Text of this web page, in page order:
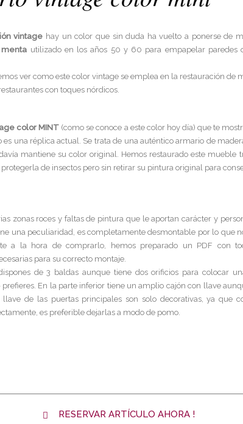
vintage hay un color que sin duda ha vuelto a ponerse de
utilizado en los años 50 y 60 para empapelar paredes
ver como este color vintage se emplea en la restauración de
con toques nórdicos.
color MINT (como se conoce a este color hoy día) que te
es una réplica actual. Se trata de una auténtico armario de
mantiene su color original. Hemos restaurado este mueble
de insectos pero sin retirar su pintura original para
zonas roces y faltas de pintura que le aportan carácter y
una peculiaridad, es completamente desmontable por lo que
a la hora de comprarlo, hemos preparado un PDF con
para su correcto montaje.
de 3 baldas aunque tiene dos orificios para colocar
prefieres. En la parte inferior tiene un amplio cajón con llave
de las puertas principales son solo decorativas, ya que
es preferible dejarlas a modo de pomo.
RESERVAR ARTÍCULO AHORA !